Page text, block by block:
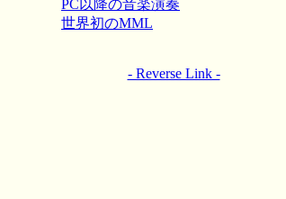
PC以降の音楽演奏
世界初のMML
- Reverse Link -